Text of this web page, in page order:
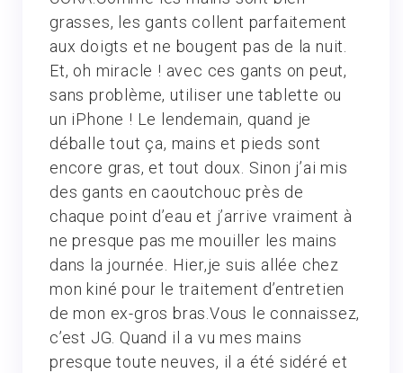
grasses, les gants collent parfaitement
aux doigts et ne bougent pas de la nuit.
Et, oh miracle ! avec ces gants on peut,
sans problème, utiliser une tablette ou
un iPhone ! Le lendemain, quand je
déballe tout ça, mains et pieds sont
encore gras, et tout doux. Sinon j’ai mis
des gants en caoutchouc près de
chaque point d’eau et j’arrive vraiment à
ne presque pas me mouiller les mains
dans la journée. Hier,je suis allée chez
mon kiné pour le traitement d’entretien
de mon ex-gros bras.Vous le connaissez,
c’est JG. Quand il a vu mes mains
presque toute neuves, il a été sidéré et